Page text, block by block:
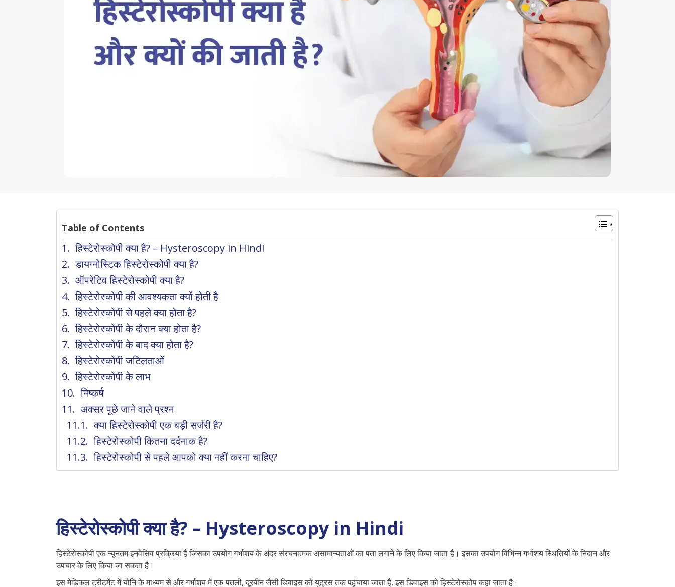
Table of Contents
हिस्टेरोस्कोपी क्या है? – Hysteroscopy in Hindi
डायग्नोस्टिक हिस्टेरोस्कोपी क्या है?
ऑपरेटिव हिस्टेरोस्कोपी क्या है?
हिस्टेरोस्कोपी की आवश्यकता क्यों होती है
हिस्टेरोस्कोपी से पहले क्या होता है?
हिस्टेरोस्कोपी के दौरान क्या होता है?
हिस्टेरोस्कोपी के बाद क्या होता है?
हिस्टेरोस्कोपी जटिलताओं
हिस्टेरोस्कोपी के लाभ
निष्कर्ष
अक्सर पूछे जाने वाले प्रश्न
क्या हिस्टेरोस्कोपी एक बड़ी सर्जरी है?
हिस्टेरोस्कोपी कितना दर्दनाक है?
हिस्टेरोस्कोपी से पहले आपको क्या नहीं करना चाहिए?
हिस्टेरोस्कोपी क्या है? – Hysteroscopy in Hindi
हिस्टेरोस्कोपी एक न्यूनतम इनवेसिव प्रक्रिया है जिसका उपयोग गर्भाशय के अंदर संरचनात्मक असामान्यताओं का पता लगाने के लिए किया जाता है। इसका उपयोग विभिन्न गर्भाशय स्थितियों के निदान और
उपचार के लिए किया जा सकता है।
इस मेडिकल ट्रीटमेंट में योनि के माध्यम से और गर्भाशय में एक पतली, दूरबीन जैसी डिवाइस को यूट्रस तक पहुंचाया जाता है, इस डिवाइस को हिस्टेरोस्कोप कहा जाता है।